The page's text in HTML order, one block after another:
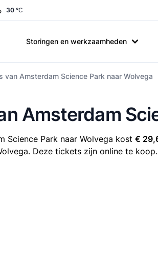
30 °C
Storingen en werkzaamheden
van Amsterdam Science Park naar Wolvega
Amsterdam
Science Park naar Wolvega kost €
Deze tickets zijn online te